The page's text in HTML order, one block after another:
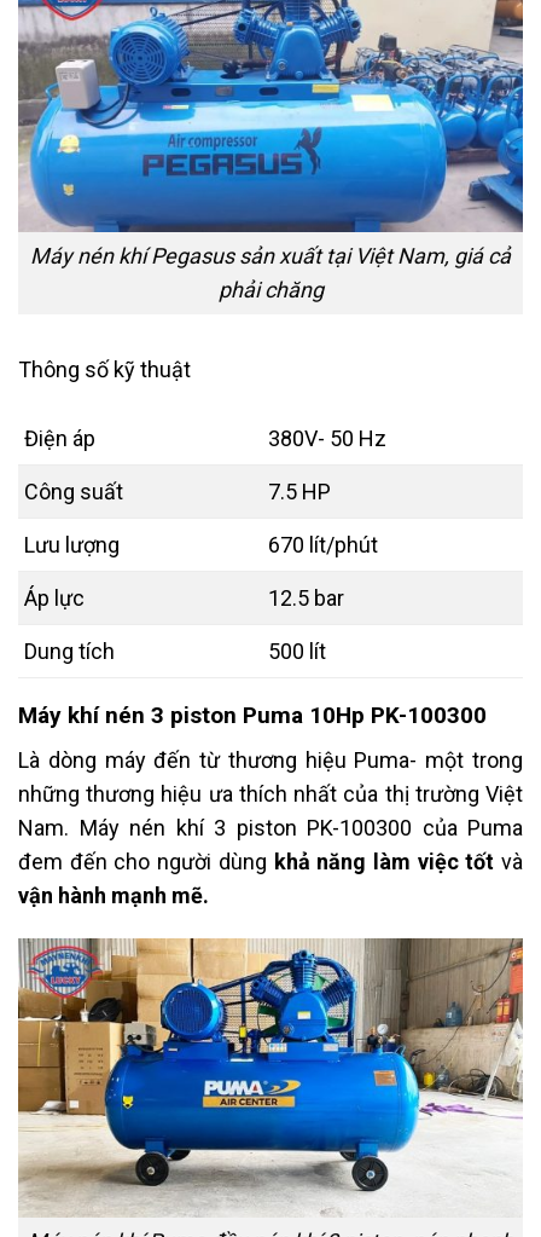
Máy nén khí Pegasus sản xuất tại Việt Nam, giá cả
phải chăng
Thông số kỹ thuật
Điện áp 380V- 50 Hz
Công suất 7.5 HP
Lưu lượng 670 lít/phút
Áp lực 12.5 bar
Dung tích 500 lít
Máy khí nén 3 piston Puma 10Hp PK-100300
Là dòng máy đến từ thương hiệu Puma- một trong
những thương hiệu ưa thích nhất của thị trường Việt
Nam. Máy nén khí 3 piston PK-100300 của Puma
đem đến cho người dùng khả năng làm việc tốtvà
vận hành mạnh mẽ.